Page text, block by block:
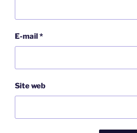
E-mail*
Site web